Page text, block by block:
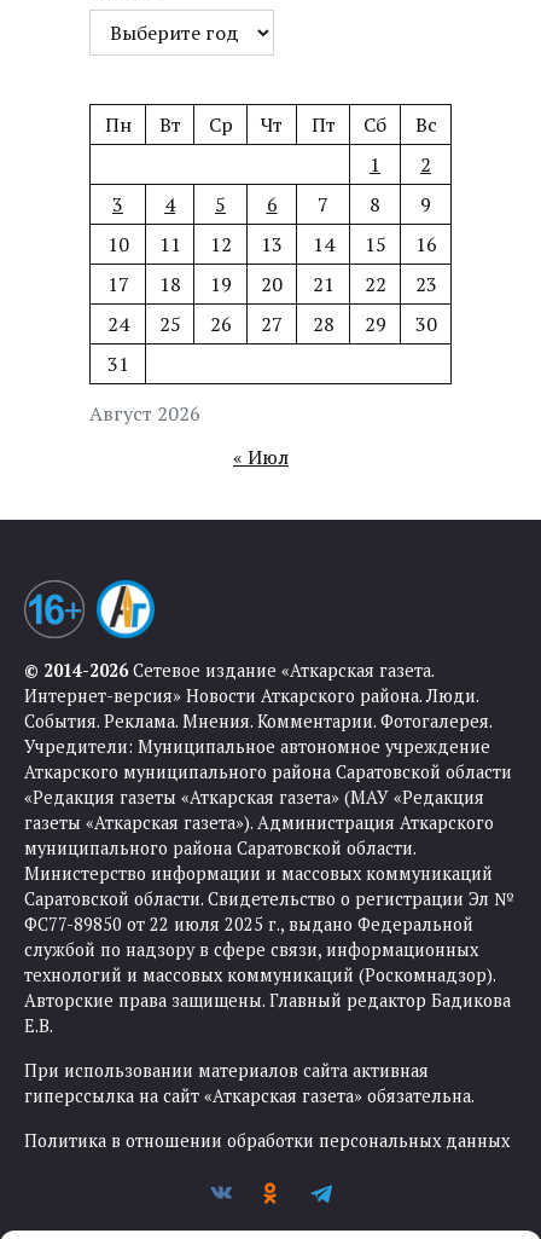
Август 2026
Пн Вт Ср Чт Пт Сб
Вс
1
2
3
4 5 6 7 8
9
10
11 12 13 14 15
16
17
18 19 20 21 22
23
24
25 26 27 28 29
30
31
« Июл
© 2014-2026Сетевое издание «Аткарская газета.
Интернет-версия» Новости Аткарского района. Люди.
События. Реклама. Мнения. Комментарии. Фотогалерея.
Учредители: Муниципальное автономное учреждение
Аткарского муниципального района Саратовской области
«Редакция газеты «Аткарская газета» (МАУ «Редакция
газеты «Аткарская газета»). Администрация Аткарского
муниципального района Саратовской области.
Министерство информации и массовых коммуникаций
Саратовской области. Свидетельство о регистрации Эл №
ФС77-89850 от 22 июля 2025 г., выдано Федеральной
службой по надзору в сфере связи, информационных
технологий и массовых коммуникаций (Роскомнадзор).
Авторские права защищены. Главный редактор Бадикова
Е.В.
При использовании материалов сайта активная
гиперссылка на сайт «Аткарская газета» обязательна.
Политика в отношении обработки персональных данных